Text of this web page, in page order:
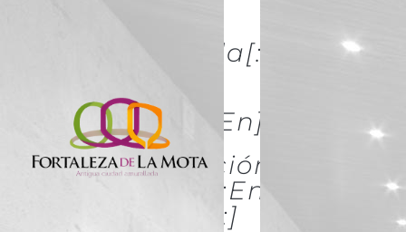
[:es]Conócela[:en]KNOW
[:es]Conservación Y
& Restoration[:]